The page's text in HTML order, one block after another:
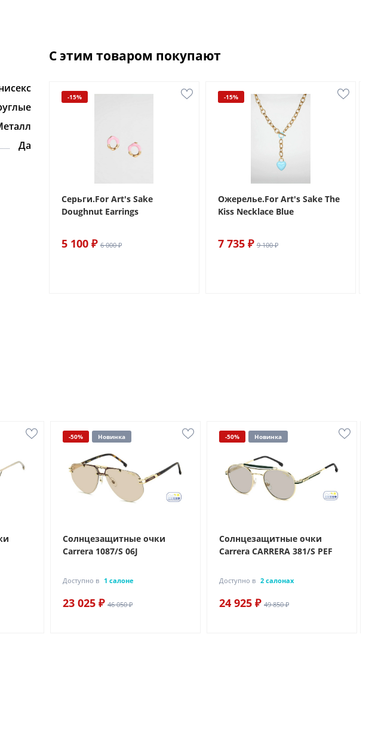
Да
С этим товаром покупают
-15%
Серьги.For Art's Sake
Doughnut Earrings
5 100 ₽ 6 000 ₽
-15%
Ожерелье.For Art's Sake The
Kiss Necklace Blue
7 735 ₽ 9 100 ₽
-50% Новинка
Солнцезащитные очки
Carrera 1087/S 06J
Доступно в 1 салоне
23 025 ₽ 46 050 ₽
-50% Новинка
Солнцезащитные очки
Carrera CARRERA 381/S PEF
Доступно в 2 салонах
24 925 ₽ 49 850 ₽